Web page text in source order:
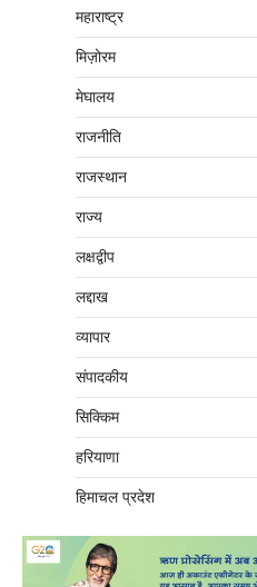
महाराष्‍ट्र
मिज़ोरम
मेघालय
राजनीति
राजस्थान
राज्य
लक्षद्वीप
लद्दाख
व्यापार
संपादकीय
सिक्किम
हरियाणा
हिमाचल प्रदेश